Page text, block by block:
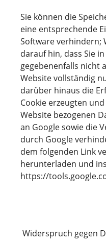
Sie können die
eine entsprechende
Software verhindern;
darauf hin, dass Sie
gegebenenfalls nicht
Website vollständig
darüber hinaus die
Cookie erzeugten
Website bezogenen
an Google sowie die
durch Google
dem folgenden Link
herunterladen und
https://
Widerspruch gegen